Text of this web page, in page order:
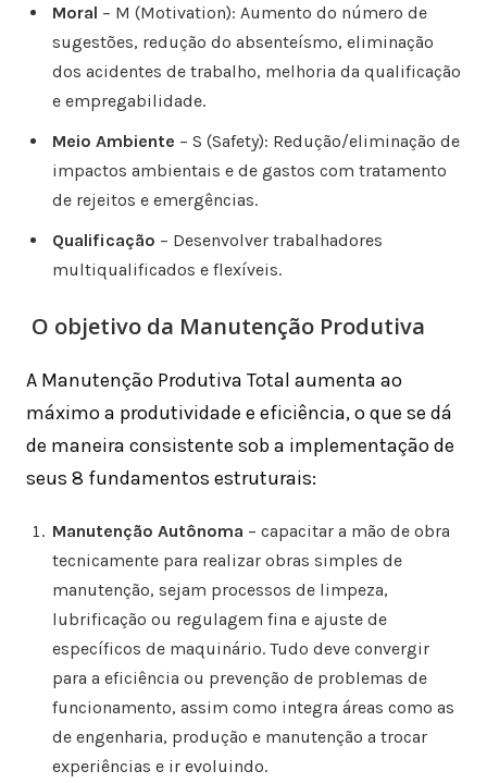
Moral – M (Motivation): Aumento do número de
sugestões, redução do absenteísmo, eliminação
dos acidentes de trabalho, melhoria da qualificação
e empregabilidade.
Meio Ambiente – S (Safety): Redução/eliminação de
impactos ambientais e de gastos com tratamento
de rejeitos e emergências.
Qualificação – Desenvolver trabalhadores
multiqualificados e flexíveis.
O objetivo da Manutenção Produtiva
A Manutenção Produtiva Total aumenta ao
máximo a produtividade e eficiência, o que se dá
de maneira consistente sob a implementação de
seus 8 fundamentos estruturais:
Manutenção Autônoma – capacitar a mão de obra
tecnicamente para realizar obras simples de
manutenção, sejam processos de limpeza,
lubrificação ou regulagem fina e ajuste de
específicos de maquinário. Tudo deve convergir
para a eficiência ou prevenção de problemas de
funcionamento, assim como integra áreas como as
de engenharia, produção e manutenção a trocar
experiências e ir evoluindo.